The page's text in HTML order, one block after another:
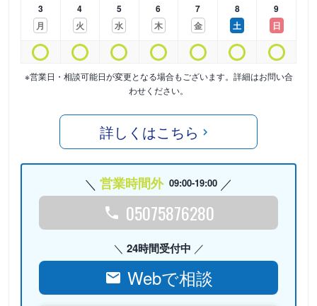
3
月
4
火
5
水
6
木
7
金
8
土
9
日
※営業日・相談可能日が変更となる場合もございます。詳細はお問い合
わせください。
詳しくはこちら
営業時間外 09:00-19:00
05075876280
24時間受付中
Webで相談